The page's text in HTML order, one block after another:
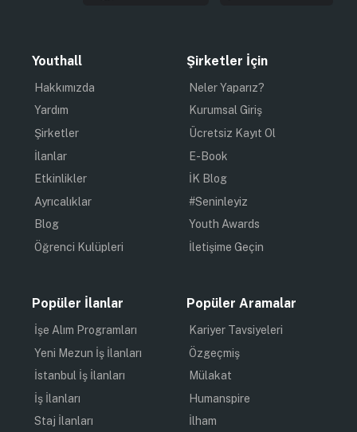
Youthall
Hakkımızda
Yardım
Şirketler
İlanlar
Etkinlikler
Ayrıcalıklar
Blog
Öğrenci Kulüpleri
Şirketler İçin
Neler Yaparız?
Kurumsal Giriş
Ücretsiz Kayıt Ol
E-Book
İK Blog
#Seninleyiz
Youth Awards
İletişime Geçin
Popüler İlanlar
İşe Alım Programları
Yeni Mezun İş İlanları
İstanbul İş İlanları
İş İlanları
Staj İlanları
Popüler Aramalar
Kariyer Tavsiyeleri
Özgeçmiş
Mülakat
Humanspire
İlham